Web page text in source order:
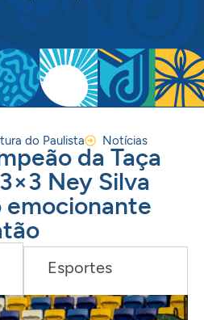
do Paulista Notícias
da Taça
Ney Silva
emocionante
Esportes